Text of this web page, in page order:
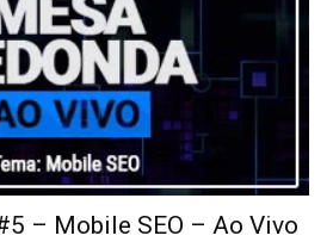
– Mobile SEO – Ao Vivo